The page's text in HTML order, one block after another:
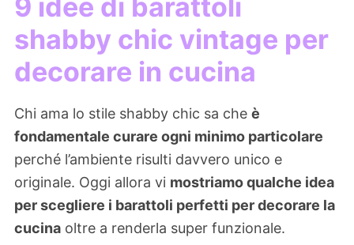
9 idee di barattoli
shabby chic vintage per
decorare in cucina
Chi ama lo stile shabby chic sa che è
fondamentale curare ogni minimo particolare
perché l’ambiente risulti davvero unico e
originale. Oggi allora vi mostriamo qualche idea
per scegliere i barattoli perfetti per decorare la
cucina oltre a renderla super funzionale.